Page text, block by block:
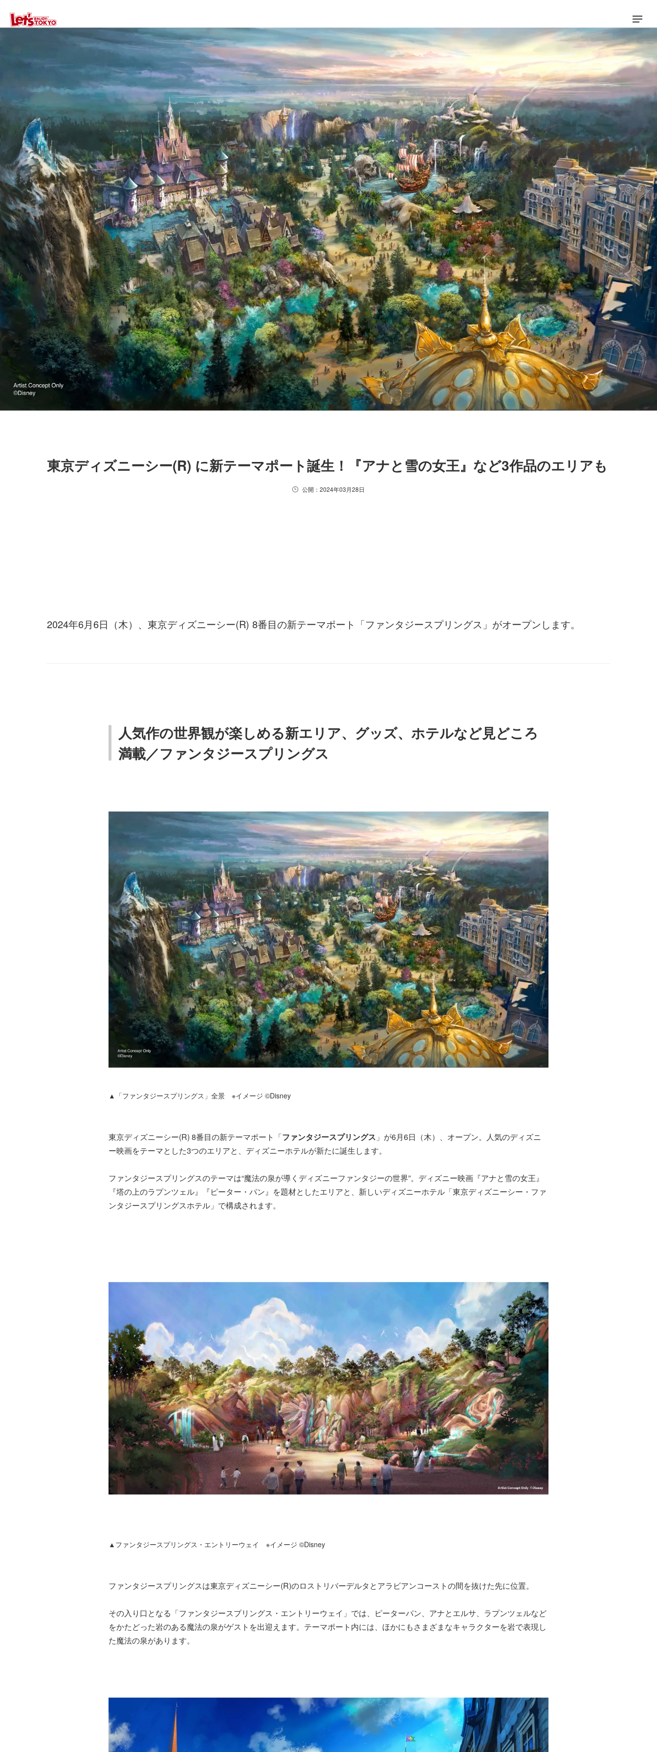
東京ディズニーシー(R) に新テーマポート誕生！『アナと雪の女王』など3作品のエリアも
公開：2024年03月28日
2024年6月6日（木）、東京ディズニーシー(R) 8番目の新テーマポート「ファンタジースプリングス」がオープンします。
人気作の世界観が楽しめる新エリア、グッズ、ホテルなど見どころ
満載／ファンタジースプリングス
▲「ファンタジースプリングス」全景 ※イメージ ©Disney
東京ディズニーシー(R) 8番目の新テーマポート「ファンタジースプリングス 」が6月6日（木）、オープン。人気のディズニ
ー映画をテーマとした3つのエリアと、ディズニーホテルが新たに誕生します。
ファンタジースプリングスのテーマは“魔法の泉が導くディズニーファンタジーの世界”。ディズニー映画『アナと雪の女王』
『塔の上のラプンツェル』『ピーター・パン』を題材としたエリアと、新しいディズニーホテル「東京ディズニーシー・ファ
ンタジースプリングスホテル」で構成されます。
▲ファンタジースプリングス・エントリーウェイ ※イメージ ©Disney
ファンタジースプリングスは東京ディズニーシー(R)のロストリバーデルタとアラビアンコーストの間を抜けた先に位置。
その入り口となる「ファンタジースプリングス・エントリーウェイ」では、ピーターパン、アナとエルサ、ラプンツェルなど
をかたどった岩のある魔法の泉がゲストを出迎えます。テーマポート内には、ほかにもさまざまなキャラクターを岩で表現し
た魔法の泉があります。